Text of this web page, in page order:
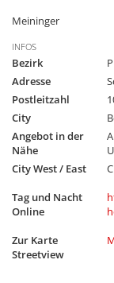
Meininger
INFOS
Bezirk
Adresse
Postleitzahl
City
Angebot in der
Nähe
City West / East
Tag und Nacht
Online
Zur Karte
Streetview